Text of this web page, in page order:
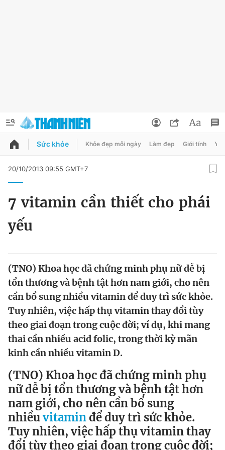
QUẢNG CÁO ĐẶT BÁO
Chuyên mục
Tin thị trường Tin 360
Video Magazine
Sản phẩm khác
Tiện ích Bạn cần biết
Thông tin tòa soạn Liên hệ quảng cáo
Đổi mật khẩu
Tin đã lưu
Đăng xuất
Sức khỏe Khỏe đẹp mỗi ngày Làm đẹp Giới tính Y
20/10/2013 09:55 GMT+7
7 vitamin cần thiết cho phái
yếu
(TNO) Khoa học đã chứng minh phụ nữ dễ bị
tổn thương và bệnh tật hơn nam giới, cho nên
cần bổ sung nhiều vitamin để duy trì sức khỏe.
Tuy nhiên, việc hấp thụ vitamin thay đổi tùy
theo giai đoạn trong cuộc đời; ví dụ, khi mang
thai cần nhiều acid folic, trong thời kỳ mãn
kinh cần nhiều vitamin D.
(TNO) Khoa học đã chứng minh phụ
nữ dễ bị tổn thương và bệnh tật hơn
nam giới, cho nên cần bổ sung
nhiềuvitaminđể duy trì sức khỏe.
Tuy nhiên, việc hấp thụ vitamin thay
đổi tùy theo giai đoạn trong cuộc đời;